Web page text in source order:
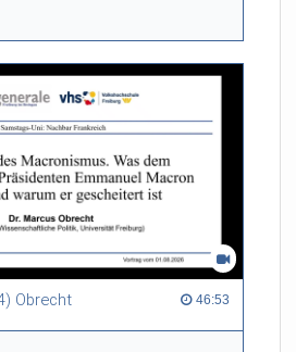
Obrecht 46:53